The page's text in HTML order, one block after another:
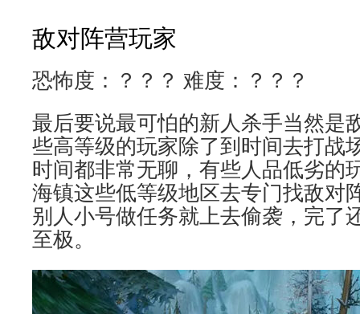
敌对阵营玩家
恐怖度：？？？ 难度：？？？
最后要说最可怕的新人杀手当然是
些高等级的玩家除了到时间去打战
时间都非常无聊，有些人品低劣的
海镇这些低等级地区去专门找敌对
别人小号做任务就上去偷袭，完了
至极。